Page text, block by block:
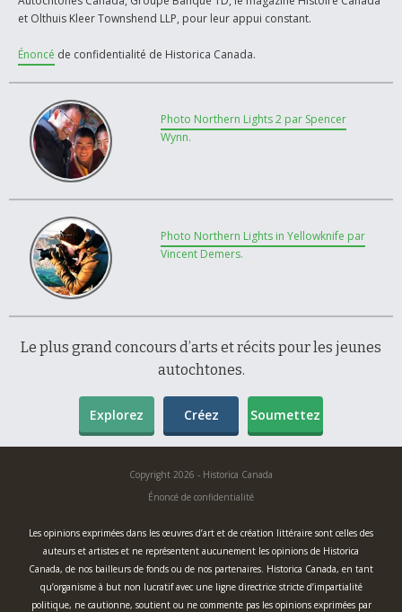
et Olthuis Kleer Townshend LLP, pour leur appui constant.
Énoncé de confidentialité de Historica Canada.
Photo Northern Lights 2 par Spencer
Wynn.
Photo Northern Lights in Yellowknife par
Vincent Demers.
Le plus grand concours d’arts et récits pour les jeunes
autochtones.
Explorez Créez Soumettez
Copyright 2026 - Historica Canada
Énoncé de confidentialité
Les opinions exprimées dans les œuvres d’art et de création littéraire sont celles des
auteurs et artistes et ne représentent aucunement les opinions de Historica
Canada, de nos bailleurs de fonds ou de nos partenaires. Historica Canada, en tant
qu’organisme à but non lucratif avec une ligne directrice stricte d’impartialité
politique, ne cautionne, soutient ou ne commente pas les opinions exprimées par